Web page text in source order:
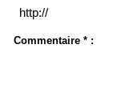
Commentaire * :